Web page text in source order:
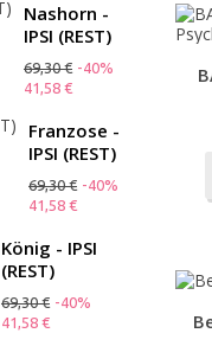
Nashorn -
IPSI (REST)
69,30 € -40%
41,58 €
Franzose -
IPSI (REST)
69,30 € -40%
41,58 €
König - IPSI
(REST)
69,30 € -40%
41,58 €